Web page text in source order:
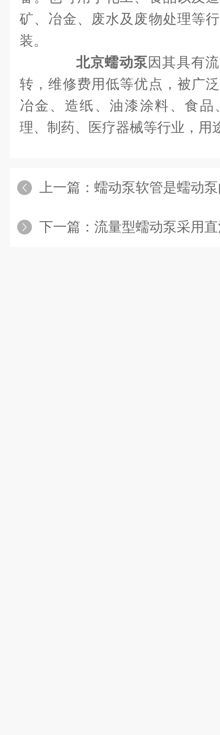
矿、冶金、废水及废物处理等
装。
北京蠕动泵因其具有
转，维修费用低等优点，被广
冶金、造纸、油漆涂料、食
理、制药、医疗器械等行业，用
上一篇： 蠕动泵软管是蠕动
下一篇： 流量型蠕动泵采用